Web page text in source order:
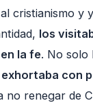
cristianismo y
los
la fe. No solo
exhortaba con
no renegar de